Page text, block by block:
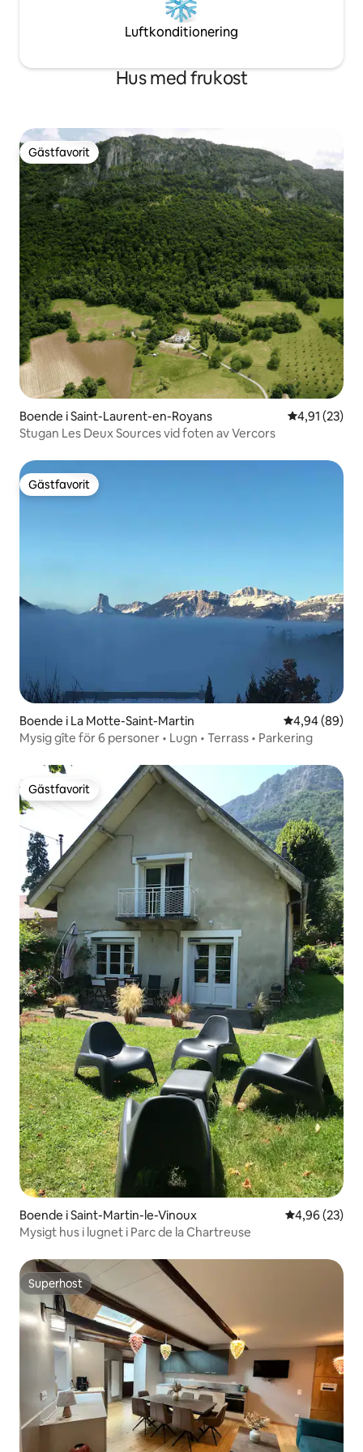
Luftkonditionering
Hus med frukost
Gästfavorit
Gästfavorit
Boende i Saint-Laurent-en-Royans 4,91 av 5 i
4,91 (23)
Stugan Les Deux Sources vid foten av Vercors
Gästfavorit
Gästfavorit
Boende i La Motte-Saint-Martin 4,94 av 5 i
4,94 (89)
Mysig gîte för 6 personer • Lugn • Terrass • Parkering
Gästfavorit
Gästfavorit
Boende i Saint-Martin-le-Vinoux 4,96 av 5 i
4,96 (23)
Mysigt hus i lugnet i Parc de la Chartreuse
Superhost
Superhost